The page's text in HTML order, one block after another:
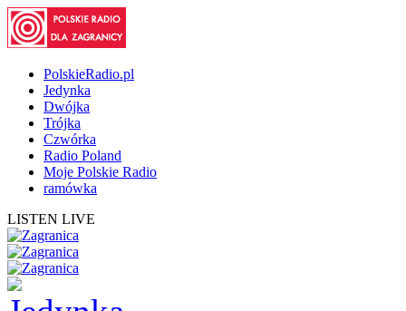
PolskieRadio.pl
Jedynka
Dwójka
Trójka
Czwórka
Radio Poland
Moje Polskie Radio
ramówka
LISTEN LIVE